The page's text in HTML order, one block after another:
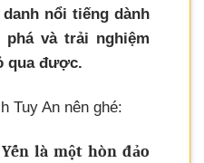
nổi tiếng dành
phá và trải nghiệm
qua được.
Tuy An nên ghé:
là một hòn đảo